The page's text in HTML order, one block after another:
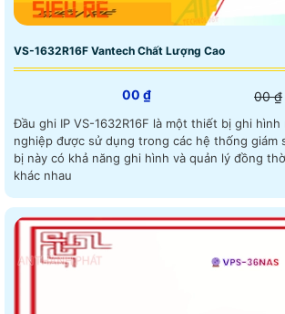
VS-1632R16F Vantech Chất Lượng Cao
00 ₫ 00 ₫
Đầu ghi IP VS-1632R16F là một thiết bị ghi hình
nghiệp được sử dụng trong các hệ thống giám sát
bị này có khả năng ghi hình và quản lý đồng
khác nhau